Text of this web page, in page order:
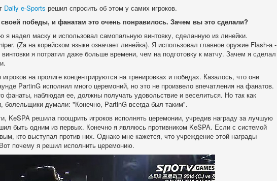
Daily e-Sports решил спросить об этом у самих игроков.
победы, и фанатам это очень понравилось. Зачем вы это сделали?
надел маску и использовал самопальную винтовку, сделанную из линейки.
(Za на корейском языке означает линейка). Я использовал главное оружие Flash-а -
я потратил даже больше времени, чем на подготовку к матчу. Зачем я сделал
на пролиге концентрируются на тренировках и победах. Казалось, что они
PartinG исполнил много церемоний, но это не произвело впечатления на фанатов.
фанаты, наблюдая ее, должны получать удовольствие и веселиться. Но так как
болельщики думали: "Конечно, PartinG всегда был таким".
KeSPA решила поощрить игроков исполнять церемонии, учредив награду за лучшую
быть одним из первых. Конечно я являюсь противником KeSPA. Если с системой
кто выступал против них. Однако мне кажется, что учреждение этой награды
почему я решил исполнить церемонию.